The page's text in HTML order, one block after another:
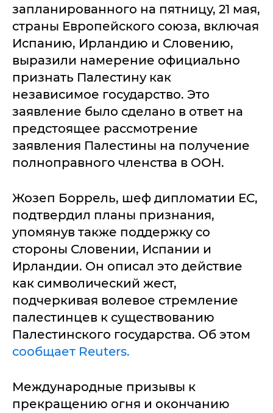
запланированного на пятницу, 21 мая,
страны Европейского союза, включая
Испанию, Ирландию и Словению,
выразили намерение официально
признать Палестину как
независимое государство. Это
заявление было сделано в ответ на
предстоящее рассмотрение
заявления Палестины на получение
полноправного членства в ООН.
Жозеп Боррель, шеф дипломатии ЕС,
подтвердил планы признания,
упомянув также поддержку со
стороны Словении, Испании и
Ирландии. Он описал это действие
как символический жест,
подчеркивая волевое стремление
палестинцев к существованию
Палестинского государства. Об этом
сообщает Reuters.
Международные призывы к
прекращению огня и окончанию